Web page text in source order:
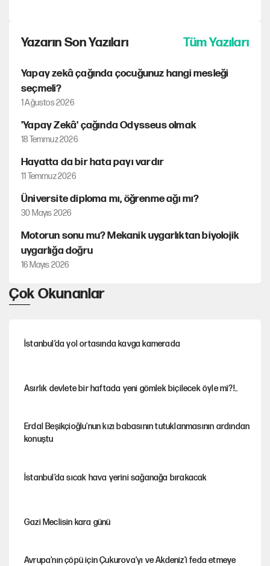
Çok Okunanlar
İstanbul’da yol ortasında kavga kamerada
Asırlık devlete bir haftada yeni gömlek biçilecek öyle mi?!..
Erdal Beşikçioğlu'nun kızı babasının tutuklanmasının ardından
konuştu
İstanbul’da sıcak hava yerini sağanağa bırakacak
Gazi Meclisin kara günü
Avrupa'nın çöpü için Çukurova'yı ve Akdeniz'i feda etmeye
Yazarın Son Yazıları Tüm Yazıları
Yapay zekâ çağında çocuğunuz hangi mesleği
seçmeli?
1 Ağustos 2026
'Yapay Zekâ' çağında Odysseus olmak
18 Temmuz 2026
Hayatta da bir hata payı vardır
11 Temmuz 2026
Üniversite diploma mı, öğrenme ağı mı?
30 Mayıs 2026
Motorun sonu mu? Mekanik uygarlıktan biyolojik
uygarlığa doğru
16 Mayıs 2026